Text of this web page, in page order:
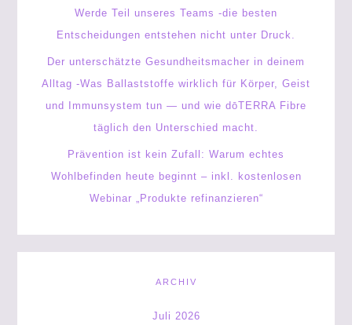
Werde Teil unseres Teams -die besten
Entscheidungen entstehen nicht unter Druck.
Der unterschätzte Gesundheitsmacher in deinem
Alltag -Was Ballaststoffe wirklich für Körper, Geist
und Immunsystem tun — und wie dōTERRA Fibre
täglich den Unterschied macht.
Prävention ist kein Zufall: Warum echtes
Wohlbefinden heute beginnt – inkl. kostenlosen
Webinar „Produkte refinanzieren“
ARCHIV
Juli 2026